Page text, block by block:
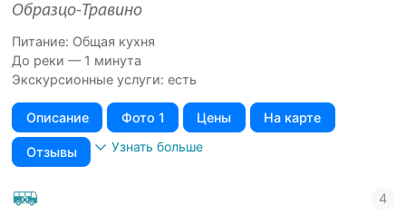
Образцо-Травино
Питание: Общая кухня
До реки — 1 минута
Экскурсионные услуги: есть
Описание Фото 1 Цены На карте
Отзывы Узнать больше